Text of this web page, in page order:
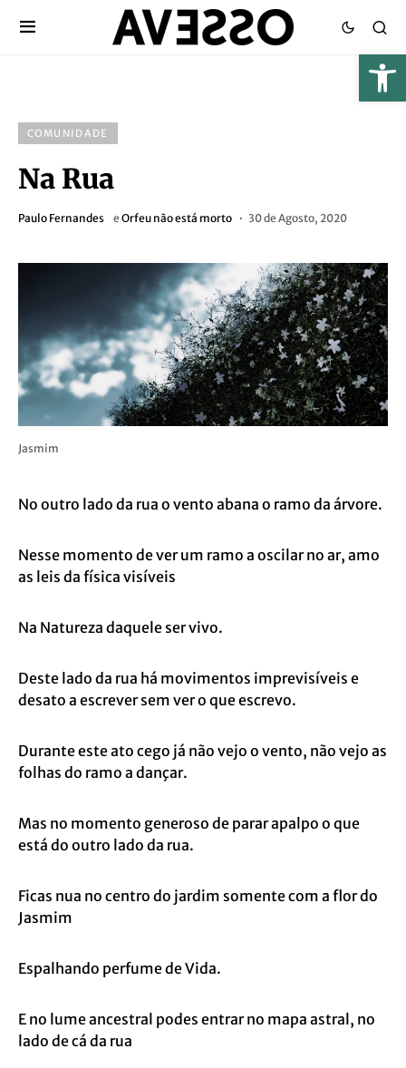
COMUNIDADE
Na Rua
Paulo Fernandes e Orfeu não está morto 30 de Agosto, 2020
Jasmim
No outro lado da rua o vento abana o ramo da árvore.
Nesse momento de ver um ramo a oscilar no ar, amo
as leis da física visíveis
Na Natureza daquele ser vivo.
Deste lado da rua há movimentos imprevisíveis e
desato a escrever sem ver o que escrevo.
Durante este ato cego já não vejo o vento, não vejo as
folhas do ramo a dançar.
Mas no momento generoso de parar apalpo o que
está do outro lado da rua.
Ficas nua no centro do jardim somente com a flor do
Jasmim
Espalhando perfume de Vida.
E no lume ancestral podes entrar no mapa astral, no
lado de cá da rua